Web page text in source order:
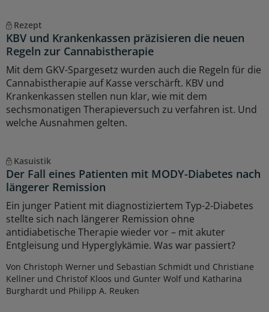
Rezept
KBV und Krankenkassen präzisieren die neuen
Regeln zur Cannabistherapie
Mit dem GKV-Spargesetz wurden auch die Regeln für die
Cannabistherapie auf Kasse verschärft. KBV und
Krankenkassen stellen nun klar, wie mit dem
sechsmonatigen Therapieversuch zu verfahren ist. Und
welche Ausnahmen gelten.
Kasuistik
Der Fall eines Patienten mit MODY-Diabetes nach
längerer Remission
Ein junger Patient mit diagnostiziertem Typ-2-Diabetes
stellte sich nach längerer Remission ohne
antidiabetische Therapie wieder vor – mit akuter
Entgleisung und Hyperglykämie. Was war passiert?
Von Christoph Werner und Sebastian Schmidt und Christiane
Kellner und Christof Kloos und Gunter Wolf und Katharina
Burghardt und Philipp A. Reuken